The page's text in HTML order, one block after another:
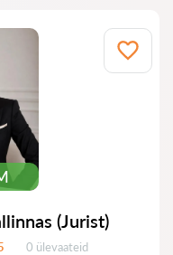
(Jurist)
Ülevaateid:
0 ülevaateid